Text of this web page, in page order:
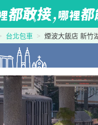
台北包車 煙波大飯店 新竹